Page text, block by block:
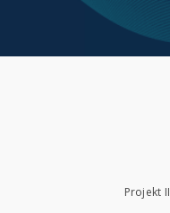
Projekt II